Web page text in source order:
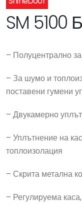
SM 5100
– Полуцентрално
– За шумо и
поставени гумени
– Двукамерно
– Уплътнение на
топлоизолация
– Скрита метална
– Регулируема